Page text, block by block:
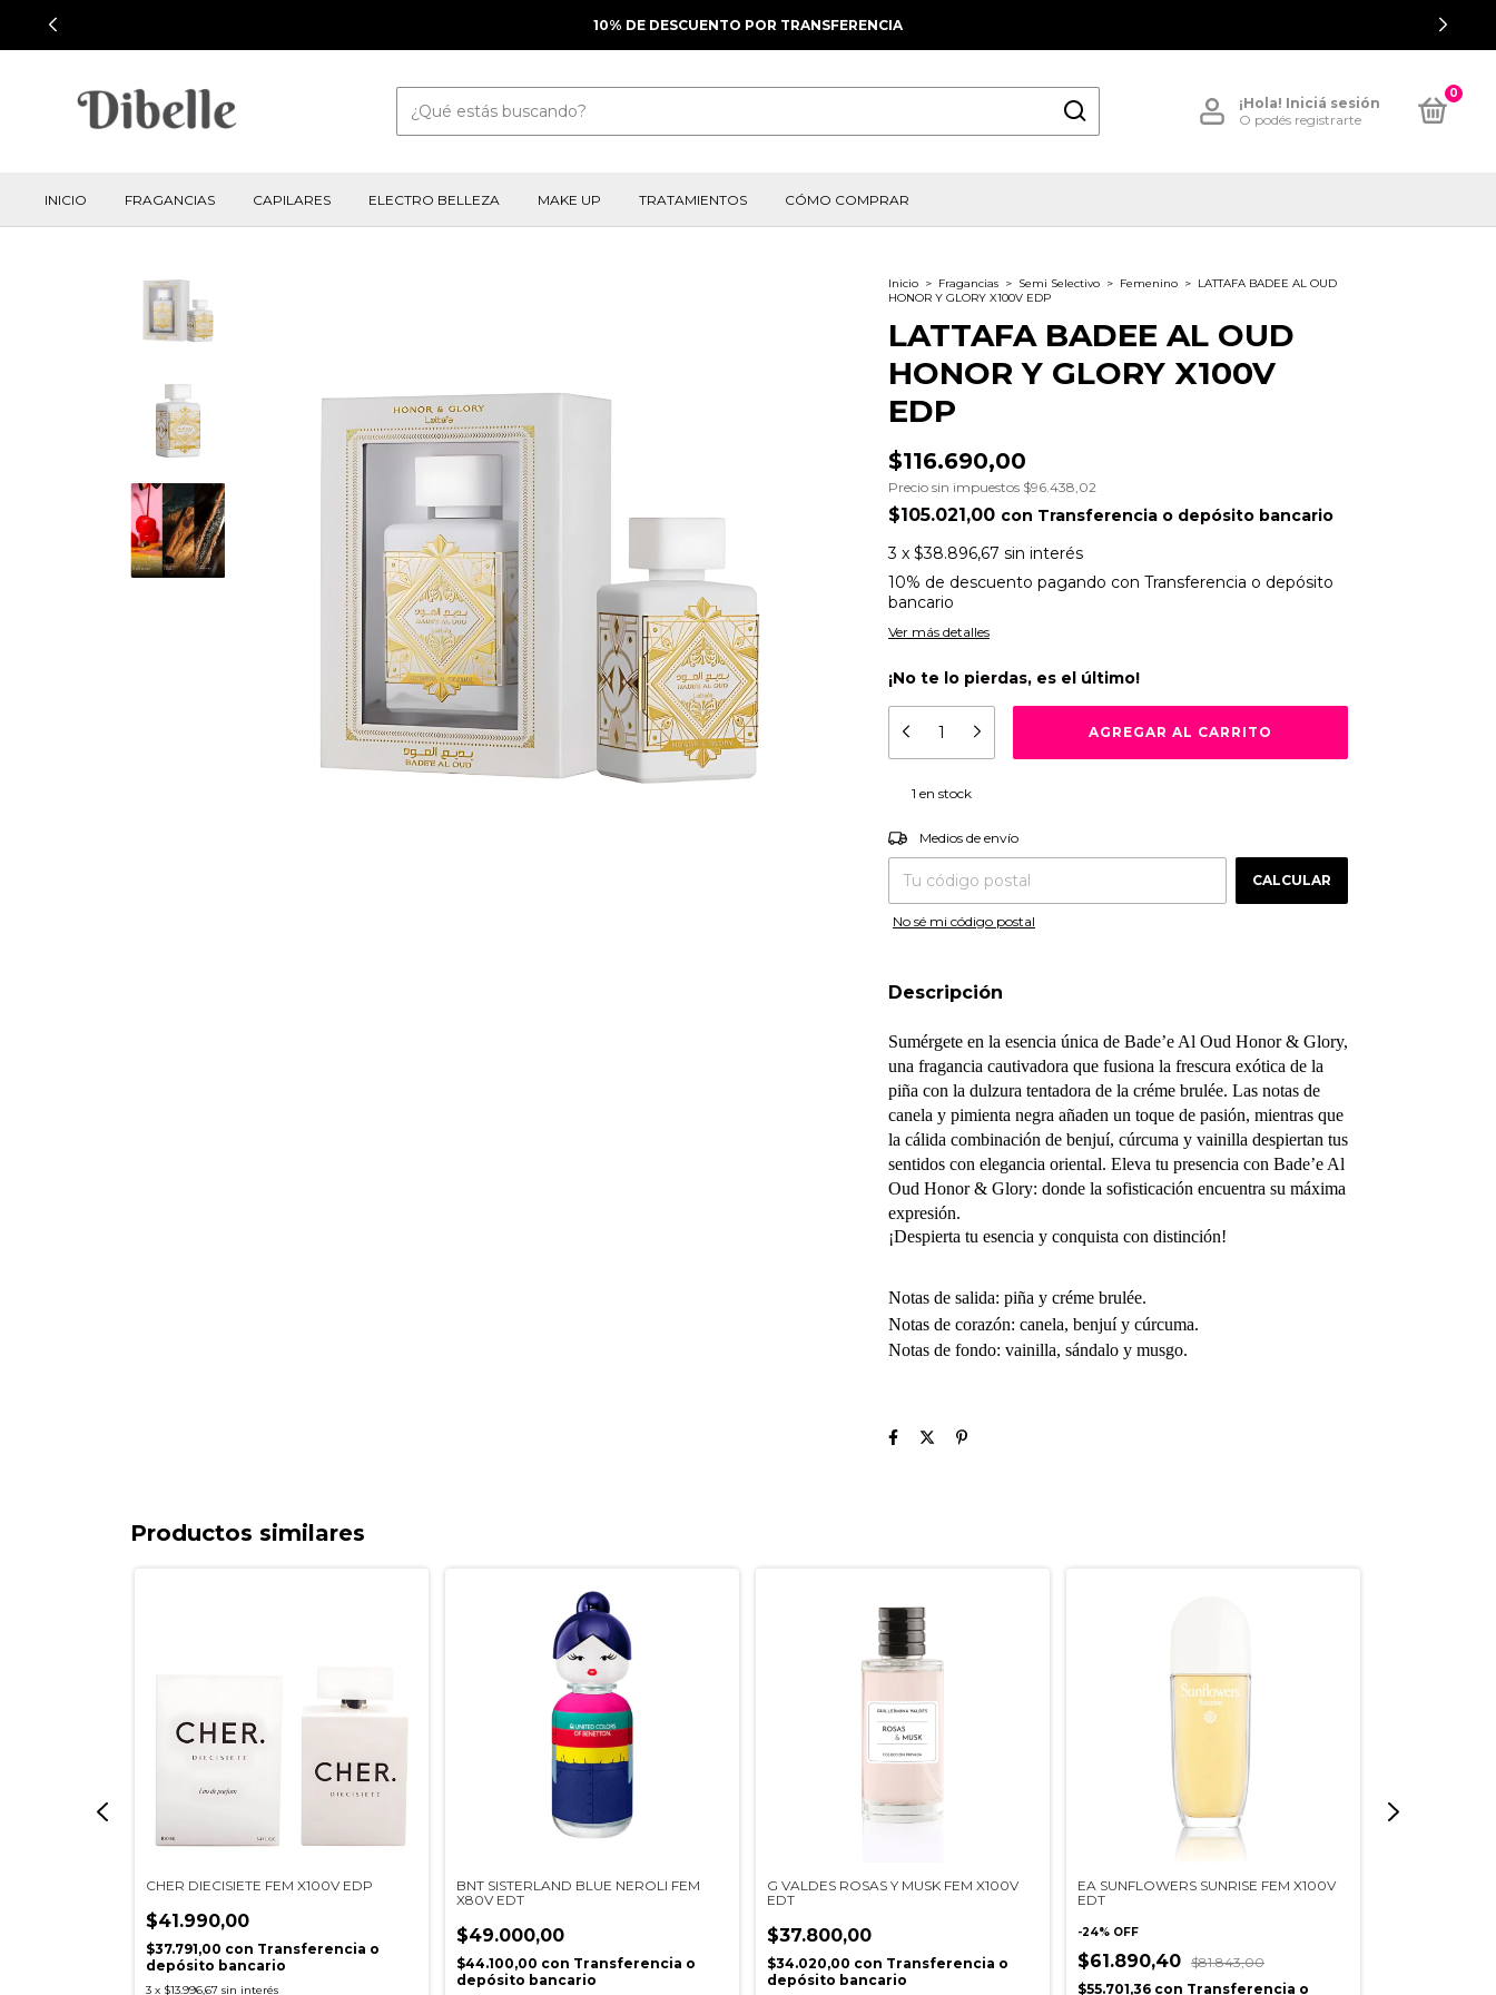
¡HASTA 3 CUOTAS SIN INTERÉS!
¡Hola! Iniciá sesión
O podés registrarte
0
INICIO FRAGANCIAS CAPILARES ELECTRO BELLEZA MAKE UP TRATAMIENTOS CÓMO COMPRAR
Inicio > Fragancias > Semi Selectivo > Femenino > LATTAFA BADEE AL OUD
HONOR Y GLORY X100V EDP
LATTAFA BADEE AL OUD
HONOR Y GLORY X100V
EDP
$116.690,00
Precio sin impuestos $96.438,02
$105.021,00 con Transferencia o depósito bancario
3 x $38.896,67 sin interés
10% de descuento pagando con Transferencia o depósito
bancario
Ver más detalles
¡No te lo pierdas, es el último!
1 en stock
Entregas para el CP:
Medios de envío
CALCULAR
No sé mi código postal
Descripción
Sumérgete en la esencia única de Bade’e Al Oud Honor & Glory,
una fragancia cautivadora que fusiona la frescura exótica de la
piña con la dulzura tentadora de la créme brulée. Las notas de
canela y pimienta negra añaden un toque de pasión, mientras que
la cálida combinación de benjuí, cúrcuma y vainilla despiertan tus
sentidos con elegancia oriental. Eleva tu presencia con Bade’e Al
Oud Honor & Glory: donde la sofisticación encuentra su máxima
expresión.
¡Despierta tu esencia y conquista con distinción!
Notas de salida: piña y créme brulée.
Notas de corazón: canela, benjuí y cúrcuma.
Notas de fondo: vainilla, sándalo y musgo.
Productos similares
CHER DIECISIETE FEM X100V EDP
$41.990,00
$37.791,00 con Transferencia o
depósito bancario
3 x $13.996,67 sin interés
BNT SISTERLAND BLUE NEROLI FEM
X80V EDT
$49.000,00
$44.100,00 con Transferencia o
depósito bancario
G VALDES ROSAS Y MUSK FEM X100V
EDT
$37.800,00
$34.020,00 con Transferencia o
depósito bancario
EA SUNFLOWERS SUNRISE FEM X100V
EDT
-24% OFF
$61.890,40 $81.843,00
$55.701,36 con Transferencia o